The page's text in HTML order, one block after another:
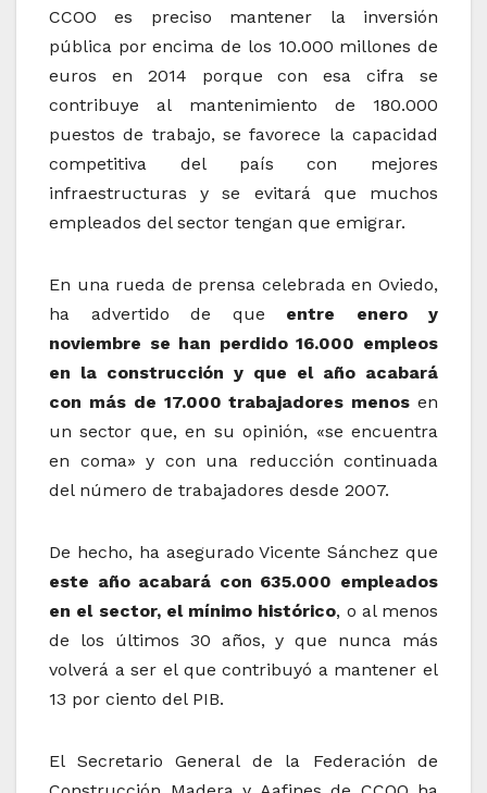
CCOO es preciso mantener la inversión
pública por encima de los 10.000 millones de
euros en 2014 porque con esa cifra se
contribuye al mantenimiento de 180.000
puestos de trabajo, se favorece la capacidad
competitiva del país con mejores
infraestructuras y se evitará que muchos
empleados del sector tengan que emigrar.
En una rueda de prensa celebrada en Oviedo,
ha advertido de que entre enero y
noviembre se han perdido 16.000 empleos
en la construcción y que el año acabará
con más de 17.000 trabajadores menos en
un sector que, en su opinión, «se encuentra
en coma» y con una reducción continuada
del número de trabajadores desde 2007.
De hecho, ha asegurado Vicente Sánchez que
este año acabará con 635.000 empleados
en el sector, el mínimo histórico, o al menos
de los últimos 30 años, y que nunca más
volverá a ser el que contribuyó a mantener el
13 por ciento del PIB.
El Secretario General de la Federación de